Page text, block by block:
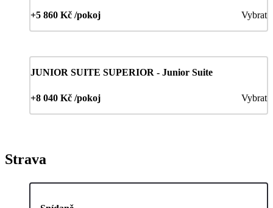
+5 860 Kč /pokoj Vybrat
JUNIOR SUITE SUPERIOR - Junior Suite
+8 040 Kč /pokoj Vybrat
Strava